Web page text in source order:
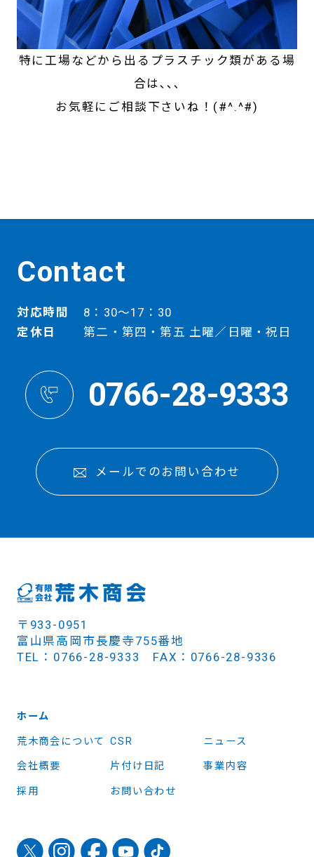
特に工場などから出るプラスチック類がある場
合は､､､
お気軽にご相談下さいね！(#^.^#)
Contact
対応時間
8：30～17：30
定休日
第二・第四・第五 土曜／日曜・祝日
0766-28-9333
メールでのお問い合わせ
〒933-0951
富山県高岡市長慶寺755番地
TEL：0766-28-9333 FAX：0766-28-9336
ホーム
荒木商会について CSR ニュース
会社概要 片付け日記 事業内容
採用 お問い合わせ